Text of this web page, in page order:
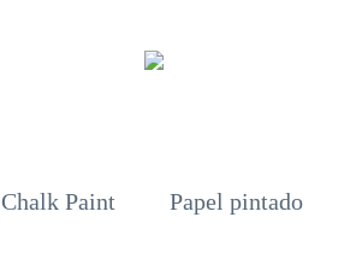
Chalk Paint Papel pintado